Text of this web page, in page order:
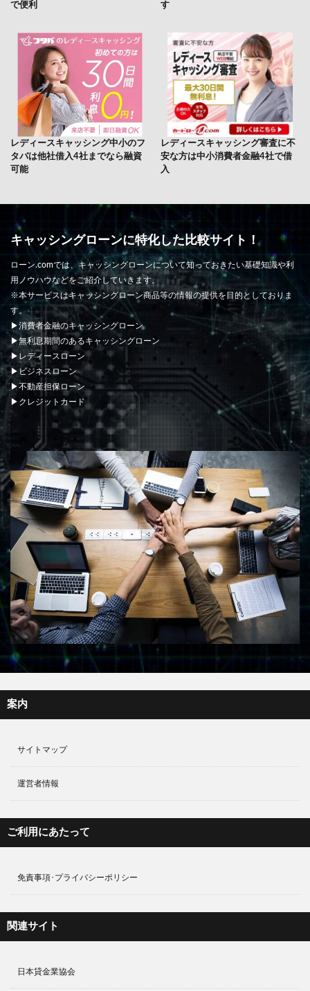
で便利
す
レディースキャッシング中小のフ
タバは他社借入4社までなら融資
可能
レディースキャッシング審査に不
安な方は中小消費者金融4社で借
入
キャッシングローンに特化した比較サイト！
ローン.comでは、キャッシングローンについて知っておきたい基礎知識や利
用ノウハウなどをご紹介していきます。
※本サービスはキャッシングローン商品等の情報の提供を目的としておりま
す。
▶消費者金融のキャッシングローン
▶無利息期間のあるキャッシングローン
▶レディースローン
▶ビジネスローン
▶不動産担保ローン
▶クレジットカード
案内
サイトマップ
運営者情報
ご利用にあたって
免責事項･プライバシーポリシー
関連サイト
日本貸金業協会